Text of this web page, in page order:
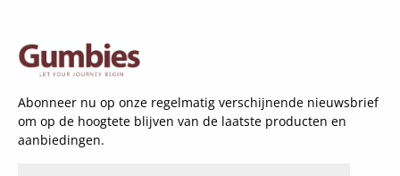
Abonneer nu op onze regelmatig verschijnende nieuwsbrief
om op de hoogtete blijven van de laatste producten en
aanbiedingen.